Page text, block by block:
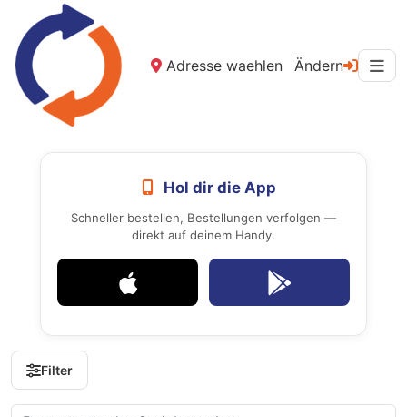
Adresse waehlen Ändern
Hol dir die App
Schneller bestellen, Bestellungen verfolgen —
direkt auf deinem Handy.
Filter